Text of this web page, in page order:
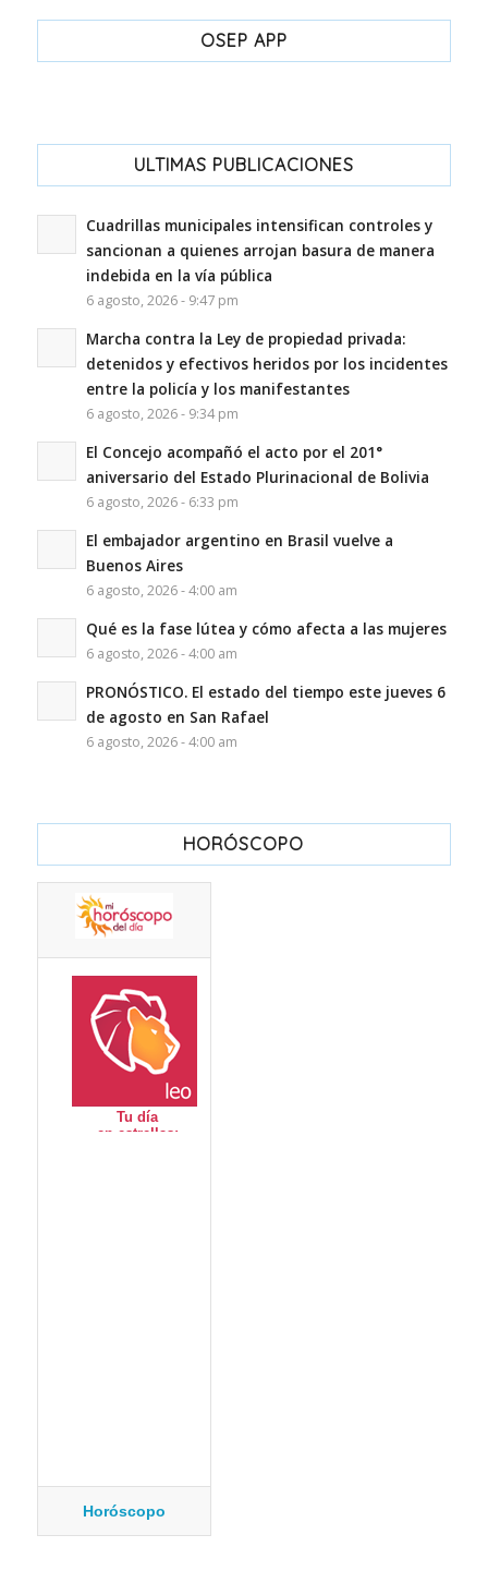
OSEP APP
ULTIMAS PUBLICACIONES
Cuadrillas municipales intensifican controles y
sancionan a quienes arrojan basura de manera
indebida en la vía pública
6 agosto, 2026 - 9:47 pm
Marcha contra la Ley de propiedad privada:
detenidos y efectivos heridos por los incidentes
entre la policía y los manifestantes
6 agosto, 2026 - 9:34 pm
El Concejo acompañó el acto por el 201°
aniversario del Estado Plurinacional de Bolivia
6 agosto, 2026 - 6:33 pm
El embajador argentino en Brasil vuelve a
Buenos Aires
6 agosto, 2026 - 4:00 am
Qué es la fase lútea y cómo afecta a las mujeres
6 agosto, 2026 - 4:00 am
PRONÓSTICO. El estado del tiempo este jueves 6
de agosto en San Rafael
6 agosto, 2026 - 4:00 am
HORÓSCOPO
Horóscopo